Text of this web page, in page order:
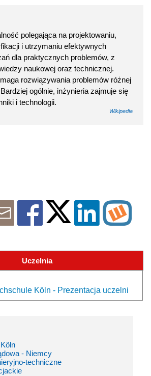
polegająca na projektowaniu,
i utrzymaniu efektywnych
dla praktycznych problemów, z
naukowej oraz technicznej.
rozwiązywania problemów różnej
ogólnie, inżynieria zajmuje się
i technologii.
Wikipedia
Uczelnia
Köln - Prezentacja uczelni
- Niemcy
techniczne